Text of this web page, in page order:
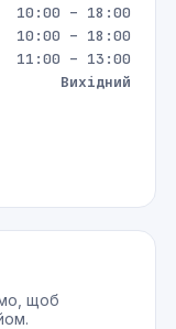
10:00 – 18:00
10:00 – 18:00
11:00 – 13:00
Вихідний
щоб